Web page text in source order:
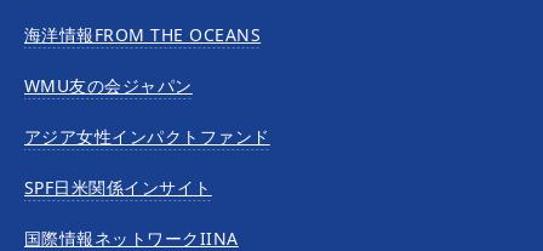
海洋情報FROM THE OCEANS
WMU友の会ジャパン
アジア女性インパクトファンド
SPF日米関係インサイト
国際情報ネットワークIINA